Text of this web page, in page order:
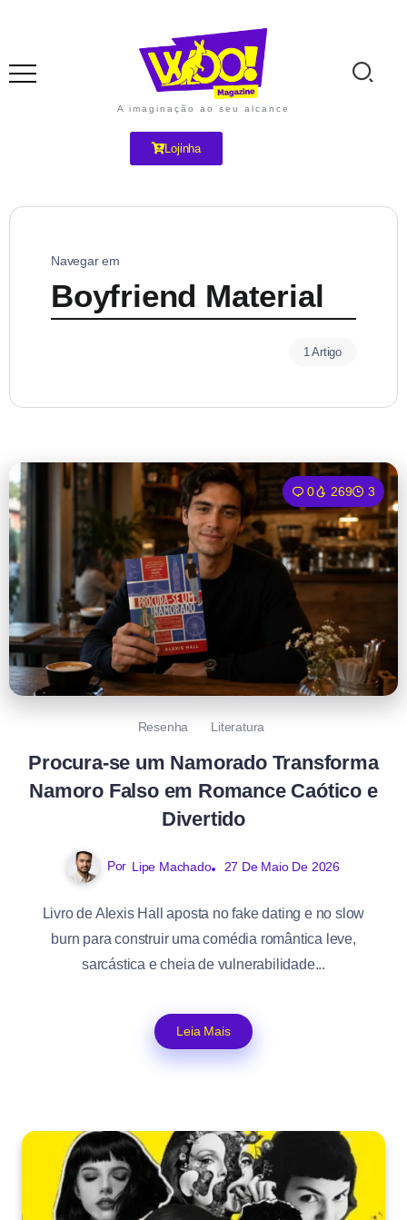
A imaginação ao seu alcance
Lojinha
Navegar em
Boyfriend Material
1 Artigo
0 269 3
Resenha Literatura
Procura-se um Namorado Transforma
Namoro Falso em Romance Caótico e
Divertido
Por Lipe Machado 27 De Maio De 2026
Livro de Alexis Hall aposta no fake dating e no slow
burn para construir uma comédia romântica leve,
sarcástica e cheia de vulnerabilidade...
Leia Mais